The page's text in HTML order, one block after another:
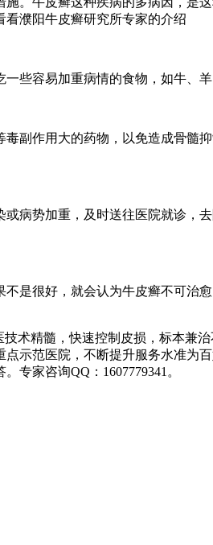
濮阳牛皮癣研究所专家的介绍
些容易加重病情的食物，如牛、羊
副作用大的药物，以免造成骨髓
病势加重，及时送往医院就诊，
是很好，就会认为牛皮癣不可治
术精髓，快速控制皮损，标本兼
示范医院，不断提升服务水准为
专家咨询QQ：1607779341。